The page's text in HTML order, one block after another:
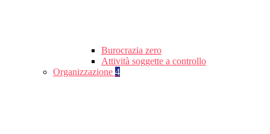
Burocrazia zero
Attività soggette a controllo
Organizzazione 4